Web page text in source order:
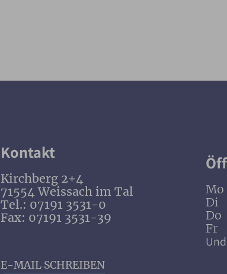
Kontakt
Kirchberg 2+4
71554 Weissach im Tal
Tel.: 07191 3531-0
Fax: 07191 3531-39
E-MAIL SCHREIBEN
Mo
Di
Do
Fr